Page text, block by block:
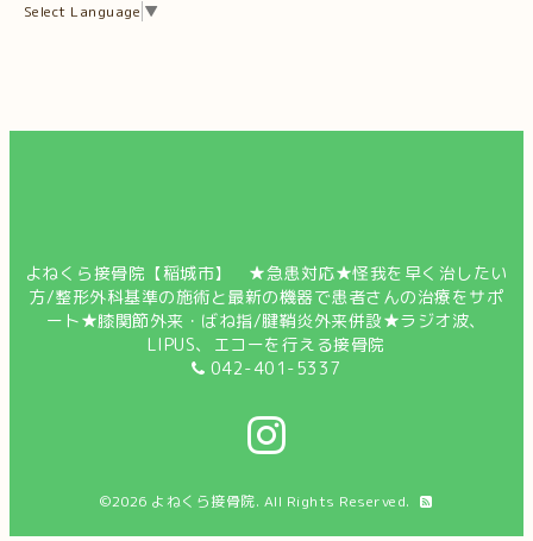
Select Language ▼
よねくら接骨院【稲城市】 ★急患対応★怪我を早く治したい
方/整形外科基準の施術と最新の機器で患者さんの治療をサポ
ート★膝関節外来・ばね指/腱鞘炎外来併設★ラジオ波、
LIPUS、エコーを行える接骨院
042-401-5337
©2026 よねくら接骨院. All Rights Reserved.